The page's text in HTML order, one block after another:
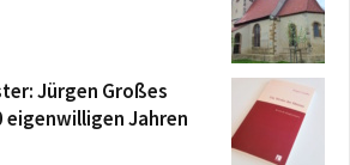
Jürgen Großes
eigenwilligen Jahren